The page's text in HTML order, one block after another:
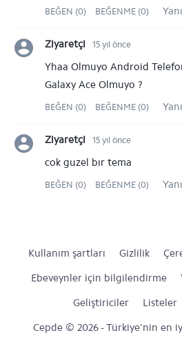
BEĞEN (0) BEĞENME (0)
Ziyaretçi 15 yıl önce
Yhaa Olmuyo Android
Galaxy Ace Olmuyo ?
BEĞEN (0) BEĞENME (0)
Ziyaretçi 15 yıl önce
cok guzel bır tema
BEĞEN (0) BEĞENME (0)
Kullanım şartları Gizlilik
Ebeveynler için bilgilendirme
Geliştiriciler
Listeler
Cepde © 2026 - Türkiye'nin en